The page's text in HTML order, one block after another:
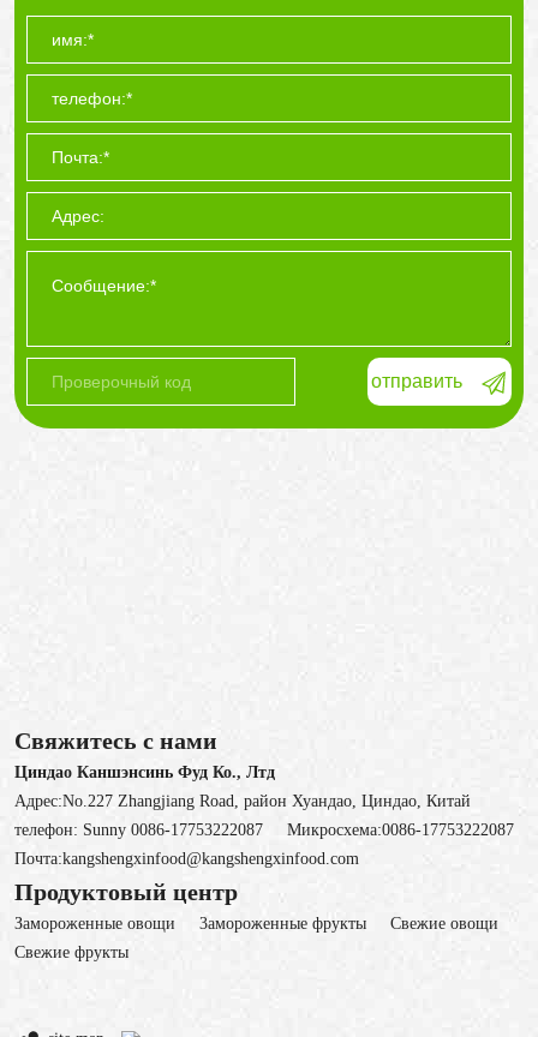
отправить
Свяжитесь с нами
Циндао Каншэнсинь Фуд Ко., Лтд
Адрес:No.227 Zhangjiang Road, район Хуандао, Циндао, Китай
телефон: Sunny 0086-17753222087 Микросхема:0086-17753222087
Почта:kangshengxinfood@kangshengxinfood.com
Продуктовый центр
Замороженные овощи 3амороженные фрукты
Свежие овощи
Cвежие фрукты